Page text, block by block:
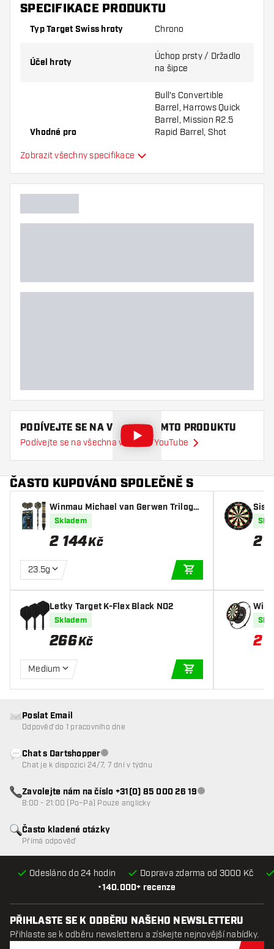
SPECIFIKACE PRODUKTU
Typ Target Swiss hroty Chrono
Účel hroty
Úchop prsty / Držadlo
na šipce
Vhodné pro
Bull's Convertible
Barrel, Harrows Quick
Barrel, Mission R2.5
Rapid Barrel, Shot
Forma hroty
Typ úchopu hroty Ringed
Zobrazit všechny specifikace
PODÍVEJTE SE NA VIDEO O TOMTO PRODUKTU
Podívejte se na všechna videa na YouTube
ČASTO KUPOVÁNO SPOLEČNĚ S
Winmau Michael van Gerwen Trilogy
90% - Šipky Soft
Skladem
2 144Kč
23.5g
Letky Target K-Flex Black NO2
Skladem
266Kč
Medium
2
em
2
•140.000+ recenze
Odesláno do 24 hodin Doprava zdarma od 3000 Kč
Často kladené otázky
Přímá odpověď
Poslat Email
Odpověď do 1 pracovního dne
Chat s DartshopperZákaznický servis nedostupný
Chat je k dispozici 24/7, 7 dní v týdnu
Zavolejte nám na číslo +31(0) 85 000 26 19Zákaznický servis
8:00 - 21:00 (Po–Pá) Pouze anglicky
PŘIHLASTE SE K ODBĚRU NAŠEHO NEWSLETTERU
Přihlaste se k odběru newsletteru a získejte nejnovější nabídky.